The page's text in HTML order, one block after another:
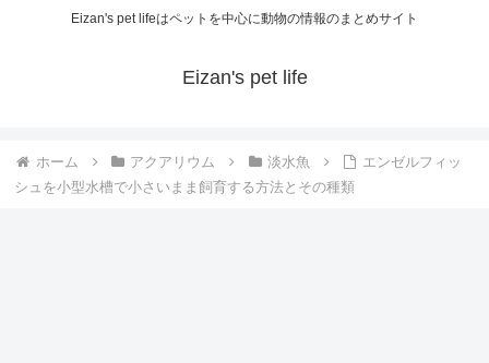
Eizan's pet lifeはペットを中心に動物の情報のまとめサイト
Eizan's pet life
ホーム アクアリウム 淡水魚
エンゼルフィッ
シュを小型水槽で小さいまま飼育する方法とその種類